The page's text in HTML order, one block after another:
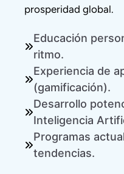
prosperidad global.
Educación
ritmo.
Experiencia de
(gamificación).
Desarrollo
Inteligencia
Programas
tendencias.